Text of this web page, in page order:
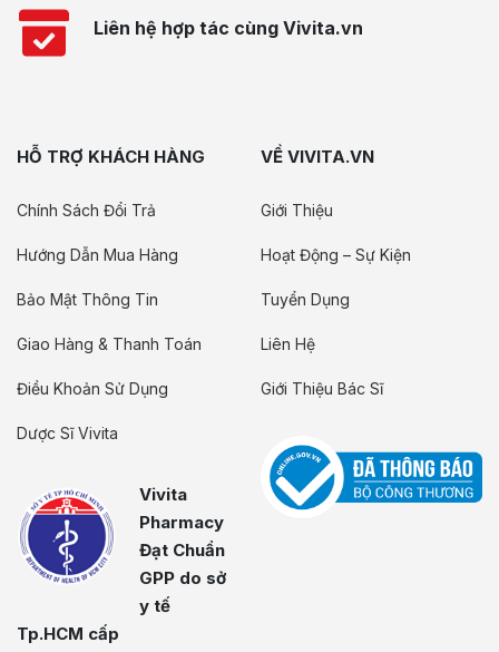
Liên hệ hợp tác cùng Vivita.vn
HỖ TRỢ KHÁCH HÀNG
Chính Sách Đổi Trả
Hướng Dẫn Mua Hàng
Bảo Mật Thông Tin
Giao Hàng & Thanh Toán
Điều Khoản Sử Dụng
Dược Sĩ Vivita
Vivita
Pharmacy
Đạt Chuẩn
GPP do sở
y tế
Tp.HCM cấp
VỀ VIVITA.VN
Giới Thiệu
Hoạt Động – Sự Kiện
Tuyển Dụng
Liên Hệ
Giới Thiệu Bác Sĩ